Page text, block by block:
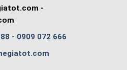
-
- 0909 072 666